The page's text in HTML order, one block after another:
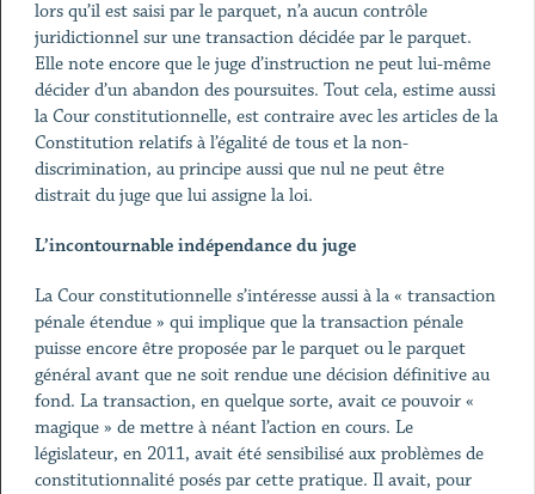
lors qu’il est saisi par le parquet, n’a aucun contrôle
juridictionnel sur une transaction décidée par le parquet.
Elle note encore que le juge d’instruction ne peut lui-même
décider d’un abandon des poursuites. Tout cela, estime aussi
la Cour constitutionnelle, est contraire avec les articles de la
Constitution relatifs à l’égalité de tous et la non-
discrimination, au principe aussi que nul ne peut être
distrait du juge que lui assigne la loi.
L’incontournable indépendance du juge
La Cour constitutionnelle s’intéresse aussi à la « transaction
pénale étendue » qui implique que la transaction pénale
puisse encore être proposée par le parquet ou le parquet
général avant que ne soit rendue une décision définitive au
fond. La transaction, en quelque sorte, avait ce pouvoir «
magique » de mettre à néant l’action en cours. Le
législateur, en 2011, avait été sensibilisé aux problèmes de
constitutionnalité posés par cette pratique. Il avait, pour